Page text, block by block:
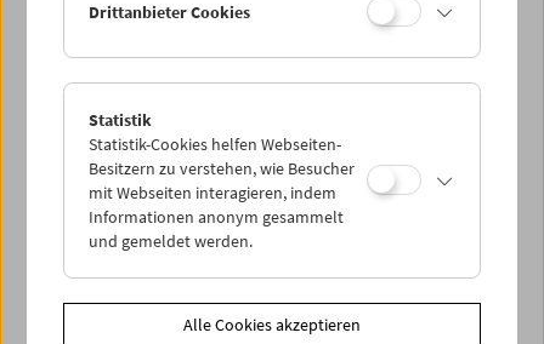
Treibgut: Ivan und seine Brüder Filme der
Familie Illich 1936-42
Drittanbieter Cookies
Statistik
Statistik-Cookies helfen Webseiten-
Besitzern zu verstehen, wie Besucher
mit Webseiten interagieren, indem
Informationen anonym gesammelt
und gemeldet werden.
Alle Cookies akzeptieren